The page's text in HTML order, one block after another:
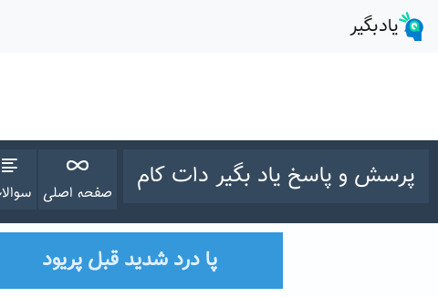
پرسش و پاسخ یاد بگیر دات کام
صفحه اصلی
پا درد شدید قبل پریود